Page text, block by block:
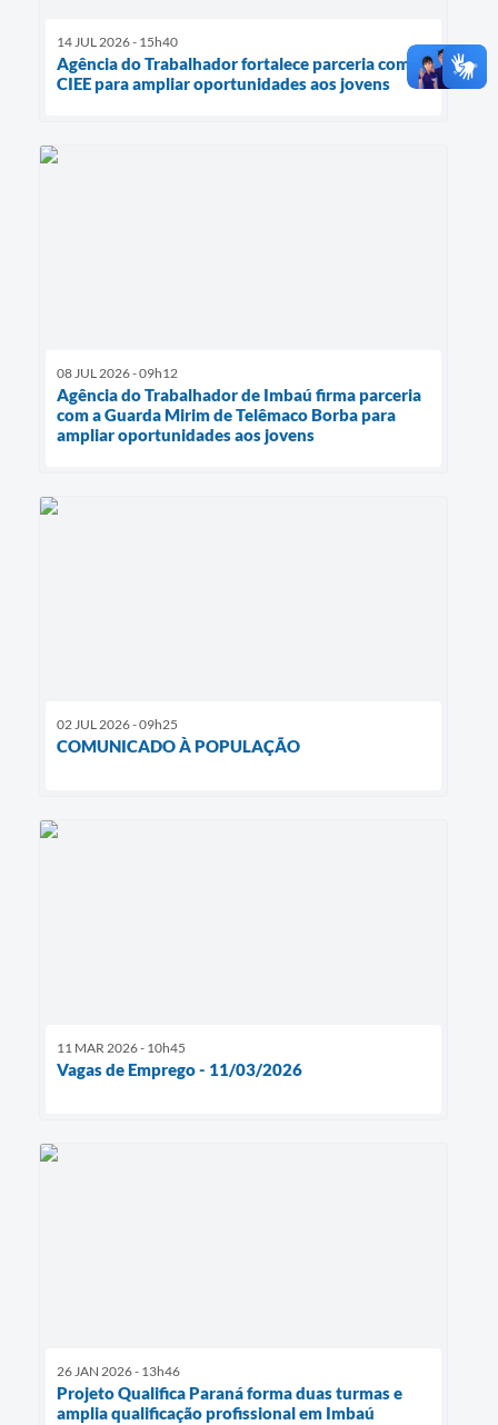
14 JUL 2026 - 15h40
Agência do Trabalhador fortalece parceria com o
CIEE para ampliar oportunidades aos jovens
08 JUL 2026 - 09h12
Agência do Trabalhador de Imbaú firma parceria
com a Guarda Mirim de Telêmaco Borba para
ampliar oportunidades aos jovens
02 JUL 2026 - 09h25
COMUNICADO À POPULAÇÃO
11 MAR 2026 - 10h45
Vagas de Emprego - 11/03/2026
26 JAN 2026 - 13h46
Projeto Qualifica Paraná forma duas turmas e
amplia qualificação profissional em Imbaú